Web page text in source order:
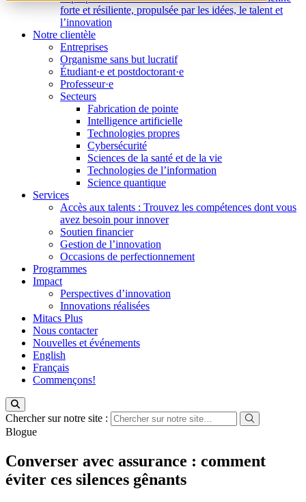
forte et résiliente, propulsée par les idées, le talent et
l’innovation
Notre clientèle
Entreprises
Organisme sans but lucratif
Étudiant·e et postdoctorant·e
Professeur·e
Secteurs
Fabrication de pointe
Intelligence artificielle
Technologies propres
Cybersécurité
Sciences de la santé et de la vie
Technologies de l’information
Science quantique
Services
Accès aux talents : Trouvez les compétences dont vous
avez besoin pour innover
Soutien financier
Gestion de l’innovation
Occasions de perfectionnement
Programmes
Impact
Perspectives d’innovation
Innovations réalisées
Mitacs Plus
Nous contacter
Nouvelles et événements
English
Français
Commençons!
Chercher sur notre site :
Blogue
Converser avec assurance : comment
éviter ces silences gênants